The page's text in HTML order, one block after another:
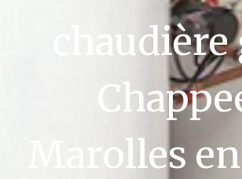
Marolles